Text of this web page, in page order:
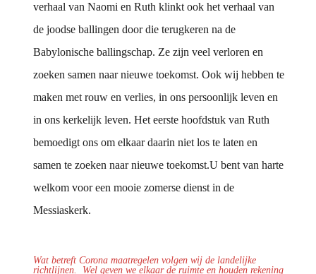
verhaal van Naomi en Ruth klinkt ook het verhaal van
de joodse ballingen door die terugkeren na de
Babylonische ballingschap. Ze zijn veel verloren en
zoeken samen naar nieuwe toekomst. Ook wij hebben te
maken met rouw en verlies, in ons persoonlijk leven en
in ons kerkelijk leven. Het eerste hoofdstuk van Ruth
bemoedigt ons om elkaar daarin niet los te laten en
samen te zoeken naar nieuwe toekomst.U bent van harte
welkom voor een mooie zomerse dienst in de
Messiaskerk.
Wat betreft Corona maatregelen volgen wij de landelijke
richtlijnen. Wel geven we elkaar de ruimte en houden rekening